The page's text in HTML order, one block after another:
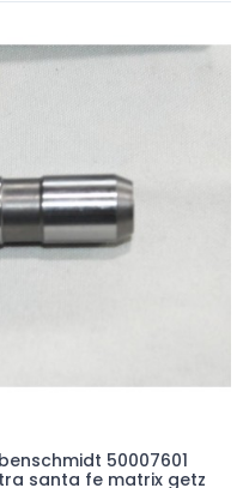
50007601
santa fe matrix getz